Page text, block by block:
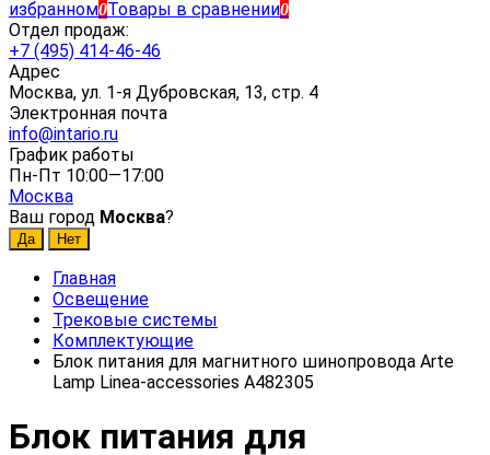
избранном0Товары в сравнении0
Отдел продаж:
+7 (495) 414-46-46
Адрес
Москва, ул. 1-я Дубровская, 13, стр. 4
Электронная почта
info@intario.ru
График работы
Пн-Пт 10:00—17:00
Москва
Ваш город Москва?
Главная
Освещение
Трековые системы
Комплектующие
Блок питания для магнитного шинопровода Arte
Lamp Linea-accessories A482305
Блок питания для